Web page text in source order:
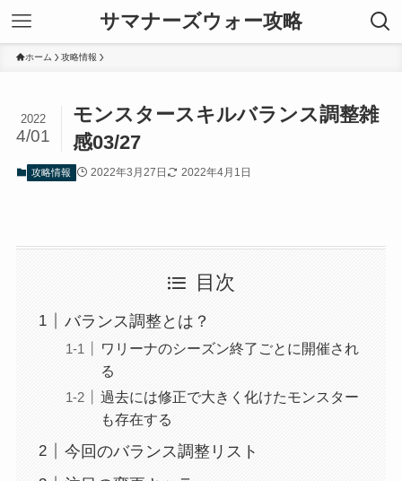
サマナーズウォー攻略
ホーム 攻略情報
モンスタースキルバランス調整雑
感03/27
2022
4/01
攻略情報 2022年3月27日 2022年4月1日
目次
バランス調整とは？
ワリーナのシーズン終了ごとに開催され
る
過去には修正で大きく化けたモンスター
も存在する
今回のバランス調整リスト